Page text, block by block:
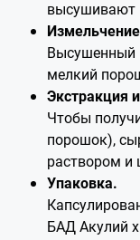
высушивают
Высушенный
мелкий
Экстракция
Чтобы
порошок),
раствором и
Упаковка.
БАД Акулий